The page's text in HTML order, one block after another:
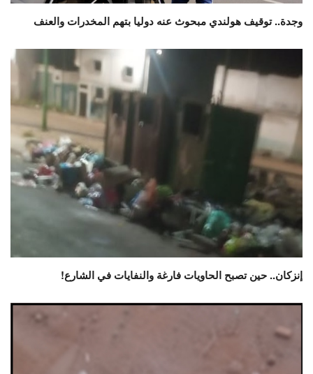
وجدة.. توقيف هولندي مبحوث عنه دوليا بتهم المخدرات والعنف
إنزكان.. حين تصبح الحاويات فارغة والنفايات في الشارع!